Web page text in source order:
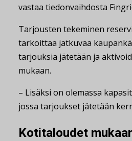
vastaa tiedonvaihdosta
Tarjousten tekeminen
tarkoittaa jatkuvaa
tarjouksia jätetään ja
mukaan.
– Lisäksi on olemassa
jossa tarjoukset jätetään
Kotitaloudet